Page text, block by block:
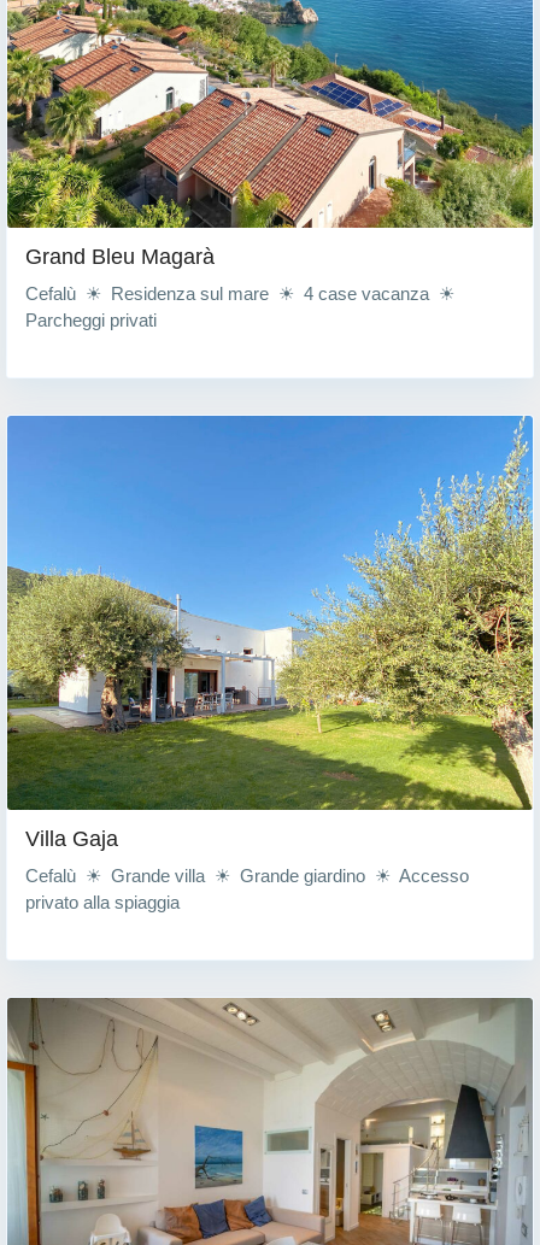
Grand Bleu Magarà
Cefalù ☀ Residenza sul mare ☀ 4 case vacanza ☀
Parcheggi privati
Villa Gaja
Cefalù ☀ Grande villa ☀ Grande giardino ☀ Accesso
privato alla spiaggia